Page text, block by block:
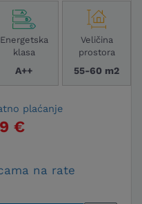
Energetska
klasa
A++
Veličina
prostora
55-60 m2
plaćanje
€
na rate